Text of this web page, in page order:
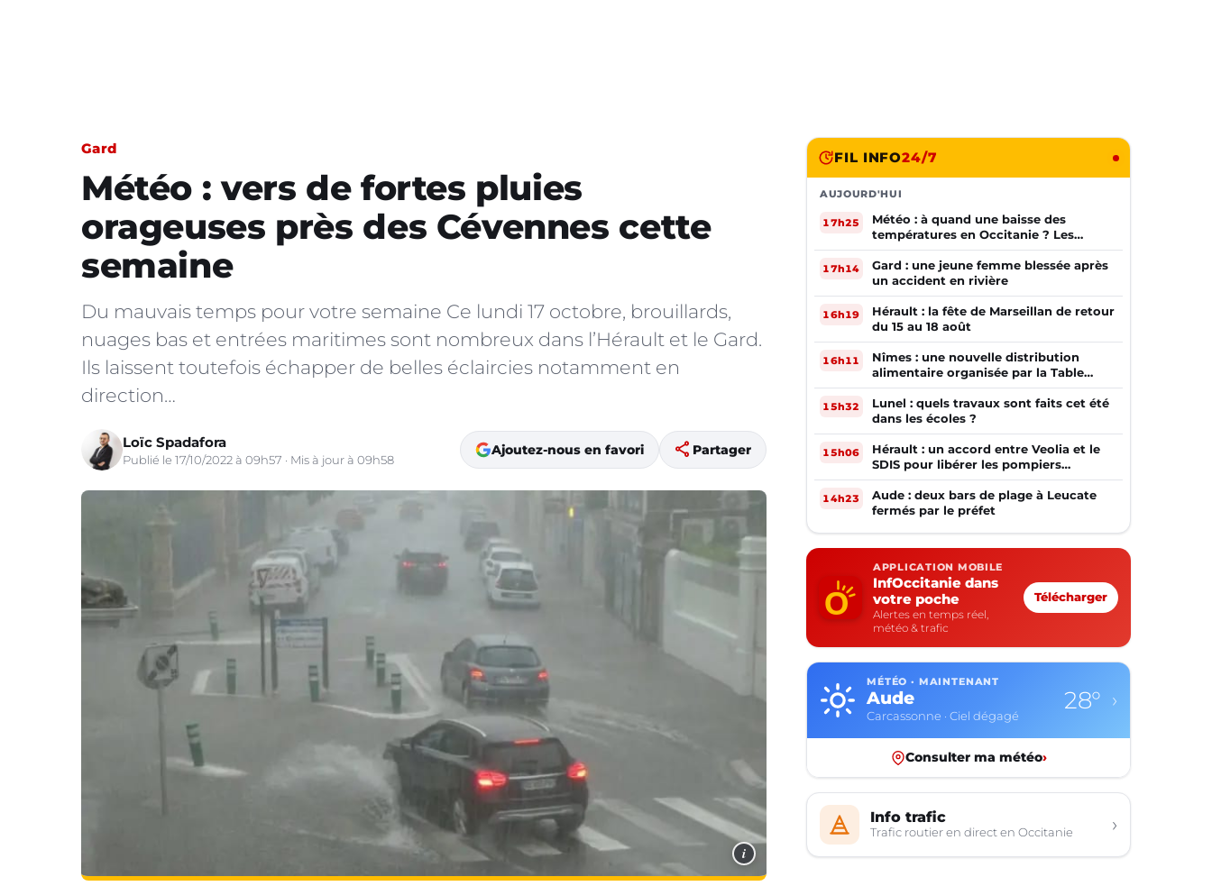
Gard
Météo : vers de fortes pluies
orageuses près des Cévennes cette
semaine
Du mauvais temps pour votre semaine Ce lundi 17 octobre, brouillards,
nuages bas et entrées maritimes sont nombreux dans l’Hérault et le Gard.
Ils laissent toutefois échapper de belles éclaircies notamment en
direction…
Loïc Spadafora
Publié le 17/10/2022 à 09h57 · Mis à jour à 09h58
Ajoutez-nous en favori share Partager
i
FIL INFO24/7
AUJOURD'HUI
17h25
Météo : à quand une baisse des
températures en Occitanie ? Les
prévisions
17h14
Gard : une jeune femme blessée après
un accident en rivière
16h19
Hérault : la fête de Marseillan de retour
du 15 au 18 août
16h11
Nîmes : une nouvelle distribution
alimentaire organisée par la Table
Ouverte
15h32
Lunel : quels travaux sont faits cet été
dans les écoles ?
15h06
Hérault : un accord entre Veolia et le
SDIS pour libérer les pompiers
volontaires
14h23
Aude : deux bars de plage à Leucate
fermés par le préfet
APPLICATION MOBILE
InfOccitanie dans
votre poche
Alertes en temps réel,
météo & trafic
Télécharger
MÉTÉO · MAINTENANT
Aude
Carcassonne · Ciel dégagé
28° ›
Consulter ma météo›
Info trafic
Trafic routier en direct en Occitanie ›